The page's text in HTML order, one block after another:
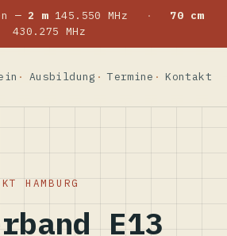
— 2 m145.550 MHz ·
70 cm
430.275 MHz
Ausbildung Termine Kontakt
HAMBURG
E13